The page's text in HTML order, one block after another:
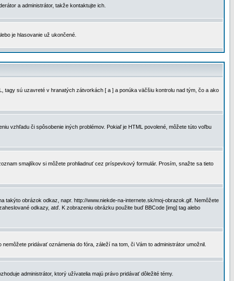
a administrátor, takže kontaktujte ich.
je hlasovanie už ukončené.
tagy sú uzavreté v hranatých zátvorkách [ a ] a ponúka väčšiu kontrolu nad tým, čo a ako
vzhľadu či spôsobenie iných problémov. Pokiaľ je HTML povolené, môžete túto voľbu
smajlíkov si môžete prohliadnuť cez príspevkový formulár. Prosím, snažte sa tieto
obrázok odkaz, napr. http://www.niekde-na-internete.sk/moj-obrazok.gif. Nemôžete
odkazy, atď. K zobrazeniu obrázku použite buď BBCode [img] tag alebo
pridávať oznámenia do fóra, záleží na tom, či Vám to administrátor umožnil.
administrátor, ktorý užívatelia majú právo pridávať dôležité témy.